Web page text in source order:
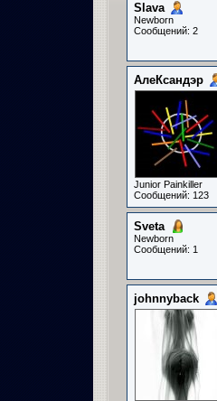
Slava
Newborn
Сообщений: 2
АлеКсандэр
Junior Painkiller
Сообщений: 123
Sveta
Newborn
Сообщений: 1
johnnyback